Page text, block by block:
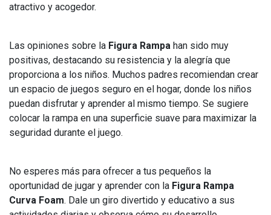
atractivo y acogedor.
Las opiniones sobre la Figura Rampa han sido muy
positivas, destacando su resistencia y la alegría que
proporciona a los niños. Muchos padres recomiendan crear
un espacio de juegos seguro en el hogar, donde los niños
puedan disfrutar y aprender al mismo tiempo. Se sugiere
colocar la rampa en una superficie suave para maximizar la
seguridad durante el juego.
No esperes más para ofrecer a tus pequeños la
oportunidad de jugar y aprender con la Figura Rampa
Curva Foam. Dale un giro divertido y educativo a sus